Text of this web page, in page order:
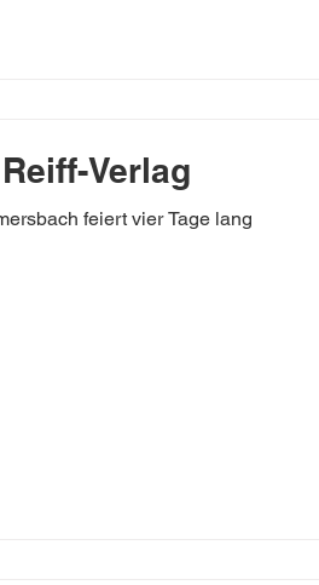
Verlag
feiert vier Tage lang